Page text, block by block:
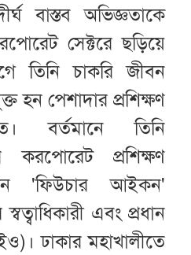
বাস্তব অভিজ্ঞতাকে
সেক্টরে ছড়িয়ে
তিনি চাকরি জীবন
হন পেশাদার প্রশিক্ষণ
বর্তমানে তিনি
করপোরেট প্রশিক্ষণ
'ফিউচার আইকন'
এবং প্রধান
ঢাকার মহাখালীতে